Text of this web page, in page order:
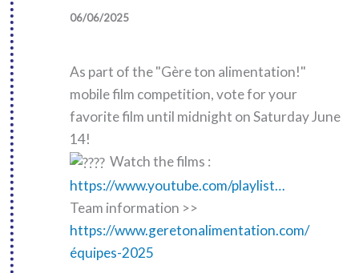
06/06/2025
As part of the "Gère ton alimentation!"
mobile film competition, vote for your
favorite film until midnight on Saturday June
14!
Watch the films :
https://www.youtube.com/playlist…
Team information >>
https://www.geretonalimentation.com/
équipes-2025